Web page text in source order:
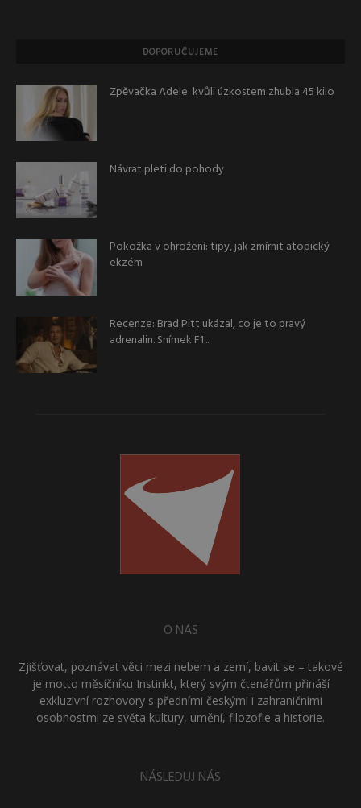
DOPORUČUJEME
Zpěvačka Adele: kvůli úzkostem zhubla 45 kilo
Návrat pleti do pohody
Pokožka v ohrožení: tipy, jak zmírnit atopický
ekzém
Recenze: Brad Pitt ukázal, co je to pravý
adrenalin. Snímek F1...
O NÁS
Zjišťovat, poznávat věci mezi nebem a zemí, bavit se – takové
je motto měsíčníku Instinkt, který svým čtenářům přináší
exkluzivní rozhovory s předními českými i zahraničními
osobnostmi ze světa kultury, umění, filozofie a historie.
NÁSLEDUJ NÁS